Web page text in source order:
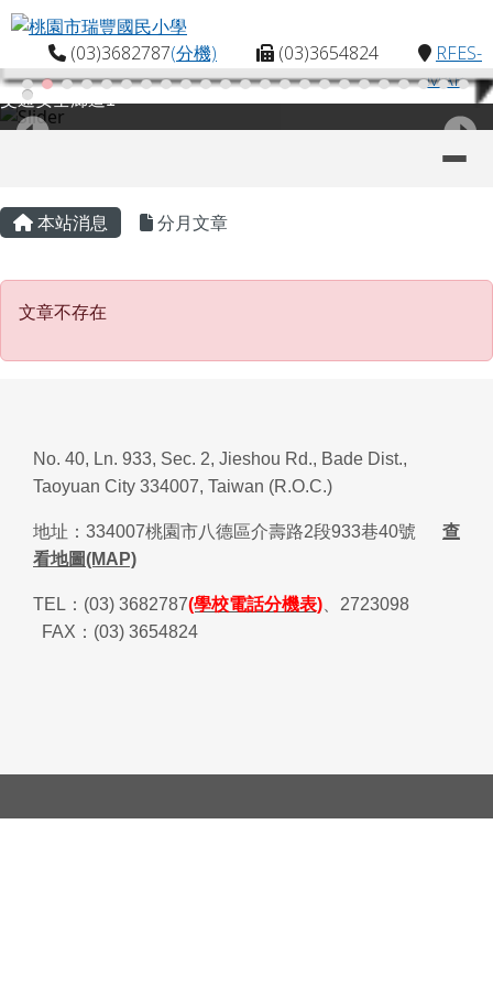
跳至主內容區
桃園市瑞豐國民小學
(03)3682787(分機) (03)3654824
RFES-
MAP
交通安全廊道1
主內容區域
本站消息 分月文章
文章不存在
文章不存在
頁尾區域
No. 40, Ln. 933, Sec. 2, Jieshou Rd., Bade Dist.,
Taoyuan City 334007, Taiwan (R.O.C.)
地址： 334007桃園市八德區介壽路2段933巷40號
查
看地圖(MAP)
TEL ： (03) 3682787(學校電話分機表)
2723098
FAX ： (03) 3654824